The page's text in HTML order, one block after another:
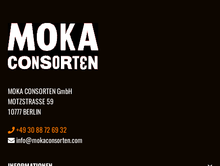
MOKA CONSORTEN GmbH
MOTZSTRASSE 59
10777 BERLIN
+49 30 88 72 69 32
info@mokaconsorten.com